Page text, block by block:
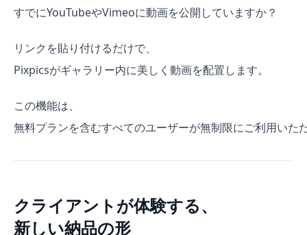
すでにYouTubeやVimeoに動画を公開していますか？
リンクを貼り付けるだけで、
Pixpicsがギャラリー内に美しく動画を配置します。
この機能は、
無料プランを含むすべてのユーザーが無制限にご利用いた
クライアントが体験する、
新しい納品の形